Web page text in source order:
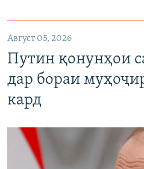
Август 05, 2026
Путин қонунҳои
дар бораи
кард